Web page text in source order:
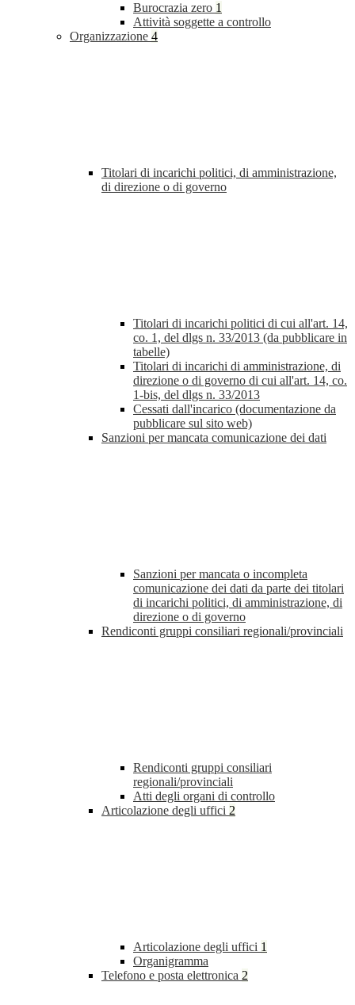
Burocrazia zero 1
Attività soggette a controllo
Organizzazione 4
Titolari di incarichi politici, di amministrazione,
di direzione o di governo
Titolari di incarichi politici di cui all'art. 14,
co. 1, del dlgs n. 33/2013 (da pubblicare in
tabelle)
Titolari di incarichi di amministrazione, di
direzione o di governo di cui all'art. 14, co.
1-bis, del dlgs n. 33/2013
Cessati dall'incarico (documentazione da
pubblicare sul sito web)
Sanzioni per mancata comunicazione dei dati
Sanzioni per mancata o incompleta
comunicazione dei dati da parte dei titolari
di incarichi politici, di amministrazione, di
direzione o di governo
Rendiconti gruppi consiliari regionali/provinciali
Rendiconti gruppi consiliari
regionali/provinciali
Atti degli organi di controllo
Articolazione degli uffici 2
Articolazione degli uffici 1
Organigramma
Telefono e posta elettronica 2